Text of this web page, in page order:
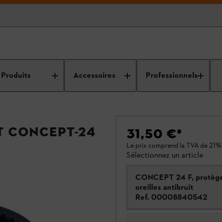
Produits Accessoires Professionnels
24 31,50 €*
Le prix comprend la TVA de
Sélectionnez un article
CONCEPT 24 F,
oreilles antibruit
Ref. 00008840542